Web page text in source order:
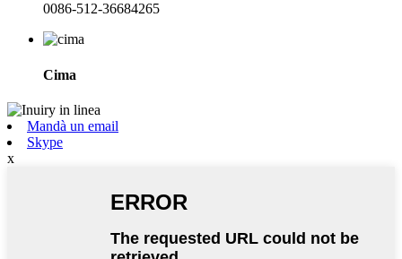
0086-512-36684265
Cima
Mandà un email
Skype
x